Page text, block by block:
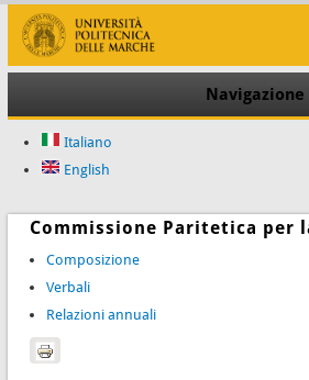
Navigazione
Italiano
English
Commissione Paritetica per
Composizione
Verbali
Relazioni annuali